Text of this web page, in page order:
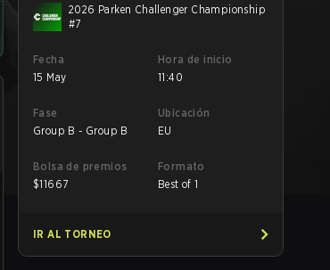
2026 Parken Challenger Championship
#7
Fecha
15 May
Hora de inicio
11:40
Fase
Group B - Group B
Ubicación
EU
Bolsa de premios
$11667
Formato
Best of 1
IR AL TORNEO